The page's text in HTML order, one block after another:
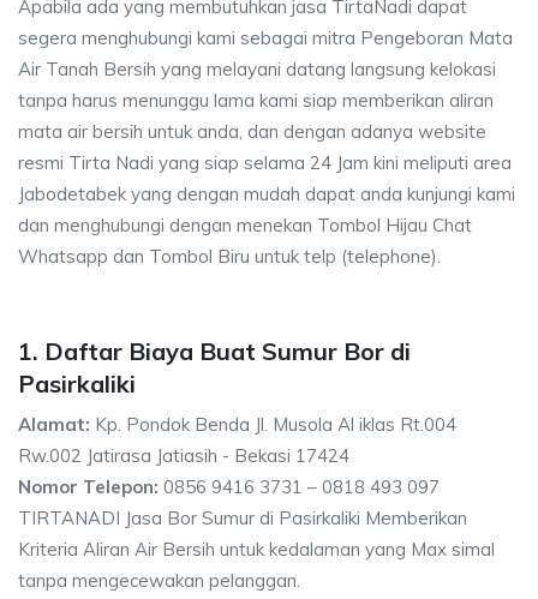
Apabila ada yang membutuhkan jasa TirtaNadi dapat
segera menghubungi kami sebagai mitra Pengeboran Mata
Air Tanah Bersih yang melayani datang langsung kelokasi
tanpa harus menunggu lama kami siap memberikan aliran
mata air bersih untuk anda, dan dengan adanya website
resmi Tirta Nadi yang siap selama 24 Jam kini meliputi area
Jabodetabek yang dengan mudah dapat anda kunjungi kami
dan menghubungi dengan menekan Tombol Hijau Chat
Whatsapp dan Tombol Biru untuk telp (telephone).
1. Daftar Biaya Buat Sumur Bor di
Pasirkaliki
Alamat: Kp. Pondok Benda Jl. Musola Al iklas Rt.004
Rw.002 Jatirasa Jatiasih - Bekasi 17424
Nomor Telepon: 0856 9416 3731 – 0818 493 097
TIRTANADI Jasa Bor Sumur di Pasirkaliki Memberikan
Kriteria Aliran Air Bersih untuk kedalaman yang Max simal
tanpa mengecewakan pelanggan.